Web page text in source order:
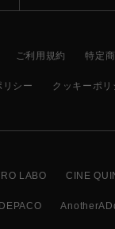
ご利用規約 特定
リシー クッキーポリ
LABO CINE
DEPACO